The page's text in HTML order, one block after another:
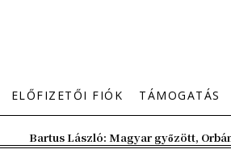
ELŐFIZETŐI FIÓK TÁMOGATÁS
Bartus László: Magyar győzött,